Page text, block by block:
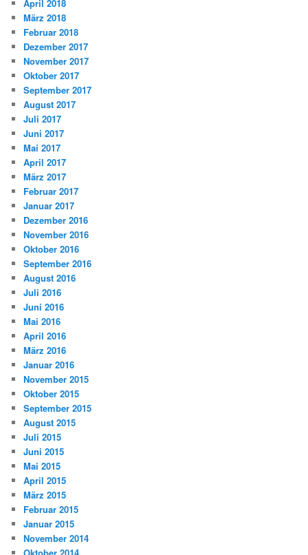
April 2018
März 2018
Februar 2018
Dezember 2017
November 2017
Oktober 2017
September 2017
August 2017
Juli 2017
Juni 2017
Mai 2017
April 2017
März 2017
Februar 2017
Januar 2017
Dezember 2016
November 2016
Oktober 2016
September 2016
August 2016
Juli 2016
Juni 2016
Mai 2016
April 2016
März 2016
Januar 2016
November 2015
Oktober 2015
September 2015
August 2015
Juli 2015
Juni 2015
Mai 2015
April 2015
März 2015
Februar 2015
Januar 2015
November 2014